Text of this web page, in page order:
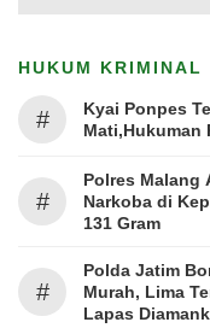
HUKUM KRIMINAL
#
Kyai Ponpes
Mati,Hukuman
#
Polres Malang
Narkoba di
131 Gram
#
Polda Jatim
Murah, Lima
Lapas